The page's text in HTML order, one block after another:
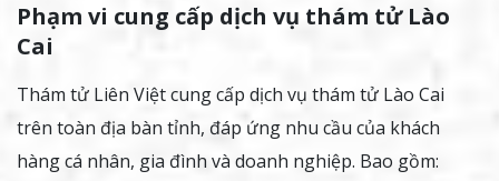
Phạm vi cung cấp dịch vụ thám tử Lào
Cai
Thám tử Liên Việt cung cấp dịch vụ thám tử Lào Cai
trên toàn địa bàn tỉnh, đáp ứng nhu cầu của khách
hàng cá nhân, gia đình và doanh nghiệp. Bao gồm: